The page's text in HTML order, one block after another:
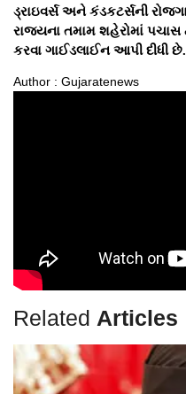
ડ્રાઇવર્સ અને કંડકટર્સની
રાજયના તમામ શહેરોમાં
કરવા ગાઈડલાઈન આપી દીધી છે.
Author : Gujaratenews
Related Articles